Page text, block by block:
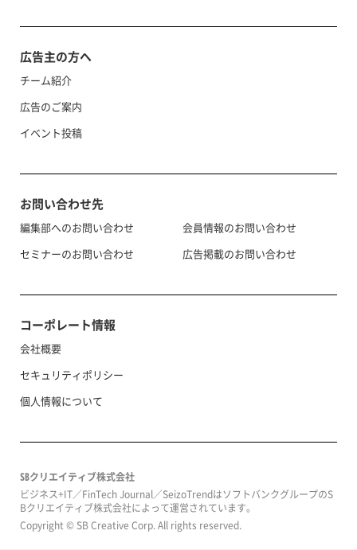
広告主の方へ
チーム紹介
広告のご案内
イベント投稿
お問い合わせ先
編集部へのお問い合わせ
セミナーのお問い合わせ
会員情報のお問い合わせ
広告掲載のお問い合わせ
コーポレート情報
会社概要
セキュリティポリシー
個人情報について
SBクリエイティブ株式会社
ビジネス+IT／FinTech Journal／SeizoTrendはソフトバンクグループのS
Bクリエイティブ株式会社によって運営されています。
Copyright © SB Creative Corp. All rights reserved.